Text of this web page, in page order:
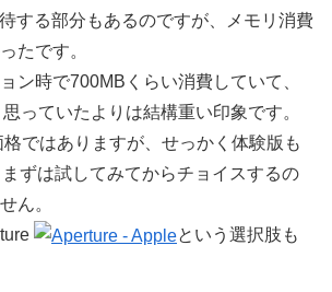
する部分もあるのですが、メモリ消費
たです。
ン時で700MBくらい消費していて、
っていたよりは結構重い印象です。
ではありますが、せっかく体験版も
ずは試してみてからチョイスするの
ん。
という選択肢も